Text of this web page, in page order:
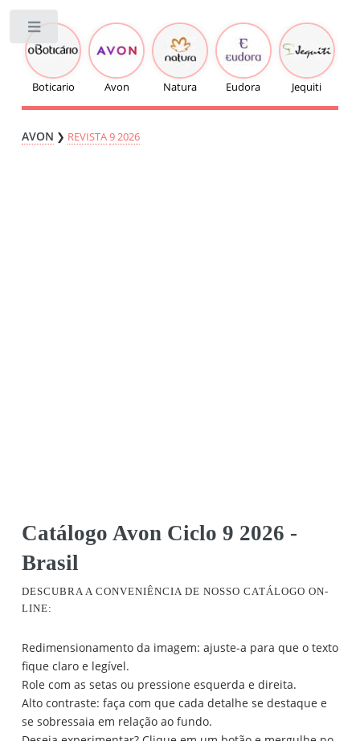
Boticario Avon Natura Eudora Jequiti
AVON ❯ REVISTA9 2026
Catálogo Avon Ciclo 9 2026 -
Brasil
DESCUBRA A CONVENIÊNCIA DE NOSSO CATÁLOGO ON-
LINE:
Redimensionamento da imagem: ajuste-a para que o texto
fique claro e legível.
Role com as setas ou pressione esquerda e direita.
Alto contraste: faça com que cada detalhe se destaque e
se sobressaia em relação ao fundo.
Toggle